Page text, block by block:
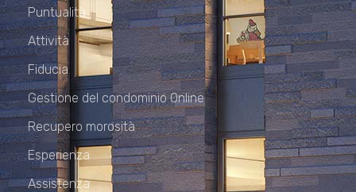
Puntualità
Attività
Fiducia
Gestione del condominio Online
Recupero morosità
Esperienza
Assistenza